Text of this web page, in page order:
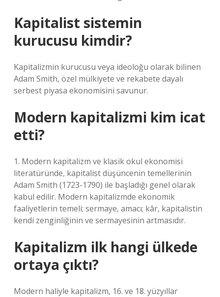
Kapitalist sistemin
kurucusu kimdir?
Kapitalizmin kurucusu veya ideoloğu olarak bilinen
Adam Smith, özel mülkiyete ve rekabete dayalı
serbest piyasa ekonomisini savunur.
Modern kapitalizmi kim icat
etti?
1. Modern kapitalizm ve klasik okul ekonomisi
literatüründe, kapitalist düşüncenin temellerinin
Adam Smith (1723-1790) ile başladığı genel olarak
kabul edilir. Modern kapitalizmde ekonomik
faaliyetlerin temeli; sermaye, amacı; kâr, kapitalistin
kendi zenginliğinin ve sermayesinin artmasıdır.
Kapitalizm ilk hangi ülkede
ortaya çıktı?
Modern haliyle kapitalizm, 16. ve 18. yüzyıllar